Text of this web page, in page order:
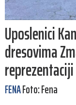
Uposlenici
dresovima
FENAFoto: Fena